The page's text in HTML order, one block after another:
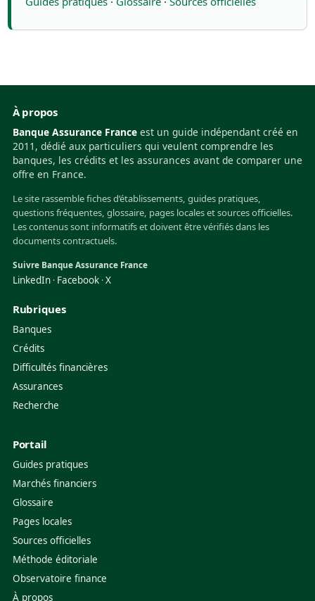
À propos
Banque Assurance France est un guide indépendant créé en
2011, dédié aux particuliers qui veulent comprendre les
banques, les crédits et les assurances avant de comparer une
offre en France.
Le site rassemble fiches d’établissements, guides pratiques,
questions fréquentes, glossaire, pages locales et sources officielles.
Les contenus sont informatifs et doivent être vérifiés dans les
documents contractuels.
Suivre Banque Assurance France
LinkedIn · Facebook ·X
Rubriques
Banques
Crédits
Difficultés financières
Assurances
Recherche
Portail
Guides pratiques
Marchés financiers
Glossaire
Pages locales
Sources officielles
Méthode éditoriale
Observatoire finance
À propos